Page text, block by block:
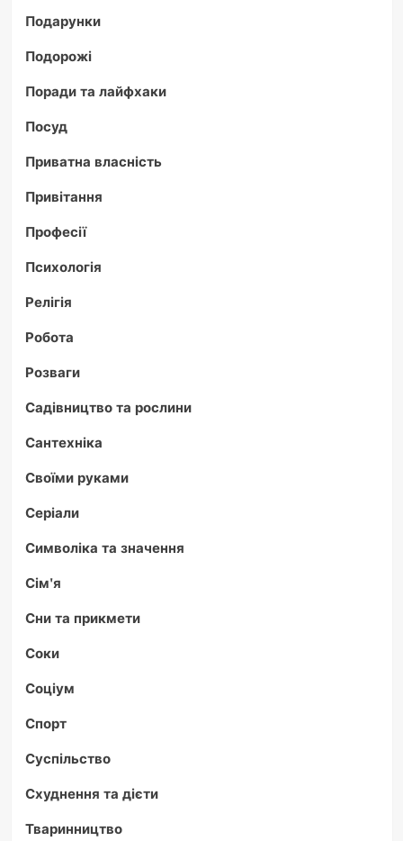
Подарунки
Подорожі
Поради та лайфхаки
Посуд
Приватна власність
Привітання
Професії
Психологія
Релігія
Робота
Розваги
Садівництво та рослини
Сантехніка
Своїми руками
Серіали
Символіка та значення
Сім'я
Сни та прикмети
Соки
Соціум
Спорт
Суспільство
Схуднення та дієти
Тваринництво